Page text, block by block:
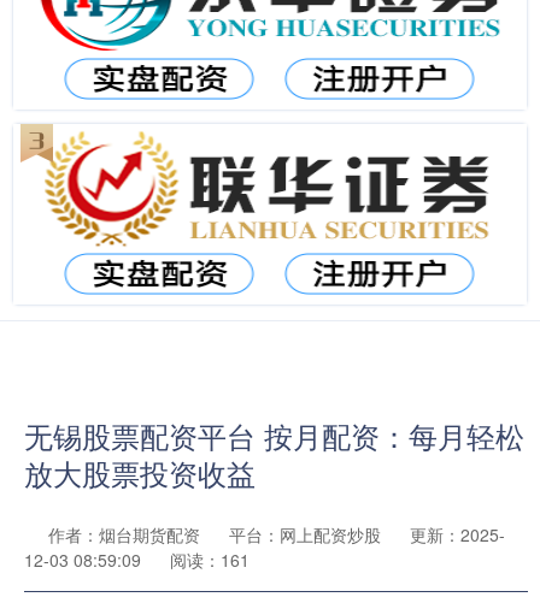
无锡股票配资平台 按月配资：每月轻松
放大股票投资收益
作者：烟台期货配资 平台：网上配资炒股
更新：2025-
12-03 08:59:09
阅读：161